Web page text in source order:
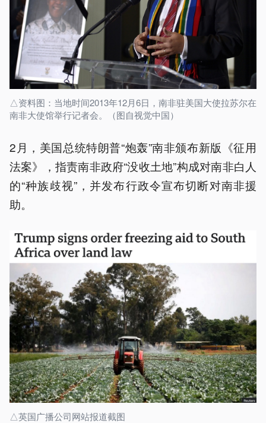
△资料图：当地时间2013年12月6日，南非驻美国大使拉苏尔在
南非大使馆举行记者会。（图自视觉中国）
2月，美国总统特朗普“炮轰”南非颁布新版《征用
法案》，指责南非政府“没收土地”构成对南非白人
的“种族歧视”，并发布行政令宣布切断对南非援
助。
△英国广播公司网站报道截图